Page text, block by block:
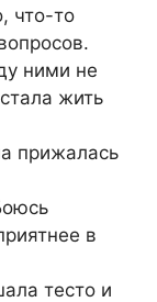
что-то
ними не
жить
прижалась
в
тесто и